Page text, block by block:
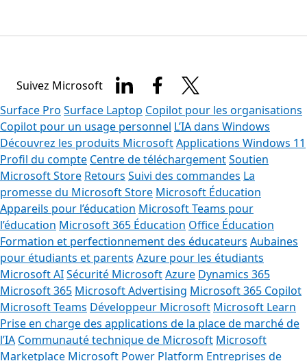
Suivez Microsoft
Surface Pro Surface Laptop Copilot pour les organisations
Copilot pour un usage personnel L’IA dans Windows
Découvrez les produits MicrosoftApplications Windows 11
Profil du compte Centre de téléchargementSoutien
Microsoft Store Retours Suivi des commandes La
promesse du Microsoft Store Microsoft Éducation
Appareils pour l’éducation Microsoft Teams pour
l’éducation Microsoft 365 Éducation Office Éducation
Formation et perfectionnement des éducateurs Aubaines
pour étudiants et parents Azure pour les étudiants
Microsoft AISécurité MicrosoftAzure Dynamics 365
Microsoft 365 Microsoft Advertising Microsoft 365 Copilot
Microsoft Teams Développeur Microsoft Microsoft Learn
Prise en charge des applications de la place de marché de
l’IA Communauté technique de Microsoft Microsoft
Marketplace Microsoft Power Platform Entreprises de